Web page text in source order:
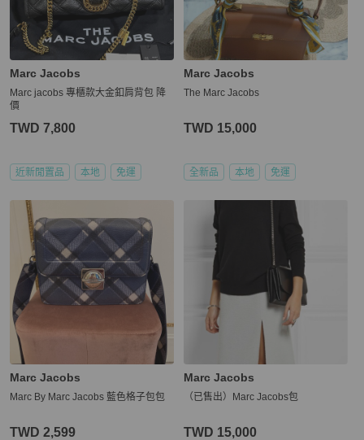
Marc Jacobs
Marc jacobs 專櫃款大金釦肩背包 降
價
TWD 7,800
近新閒置品 本地 免運
Marc Jacobs
The Marc Jacobs
TWD 15,000
全新品 本地 免運
Marc Jacobs
Marc By Marc Jacobs 藍色格子包包
TWD 2,599
Marc Jacobs
（已售出）Marc Jacobs包
TWD 15,000